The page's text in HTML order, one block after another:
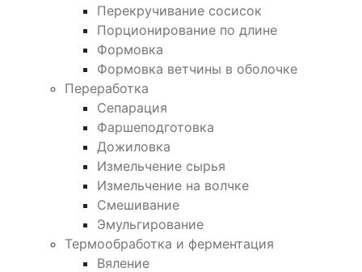
Перекручивание сосисок
Порционирование по длине
Формовка
Формовка ветчины в оболочке
Переработка
Сепарация
Фаршеподготовка
Дожиловка
Измельчение сырья
Измельчение на волчке
Смешивание
Эмульгирование
Термообработка и ферментация
Вяление